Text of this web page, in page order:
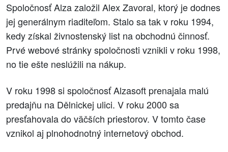
Spoločnosť Alza založil Alex Zavoral, ktorý je dodnes
jej generálnym riaditeľom. Stalo sa tak v roku 1994,
kedy získal živnostenský list na obchodnú činnosť.
Prvé webové stránky spoločnosti vznikli v roku 1998,
no tie ešte neslúžili na nákup.
V roku 1998 si spoločnosť Alzasoft prenajala malú
predajňu na Dělnickej ulici. V roku 2000 sa
presťahovala do väčších priestorov. V tomto čase
vznikol aj plnohodnotný internetový obchod.